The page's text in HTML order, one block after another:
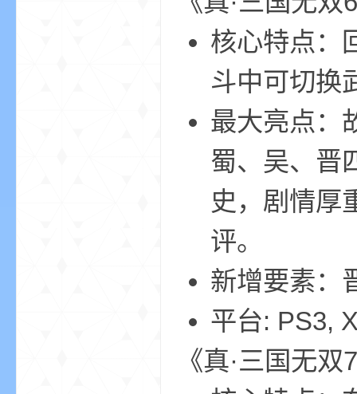
核心特点：
斗中可切换
最大亮点：
蜀、吴、晋
史，剧情厚
评。
新增要素：
平台: PS3,
《真·三国无